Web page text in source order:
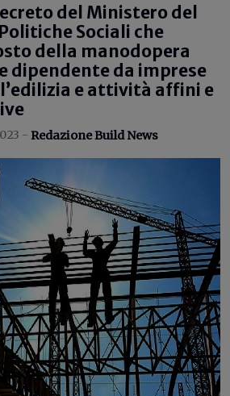
del Ministero del
Sociali che
della manodopera
dipendente da imprese
e attività affini e
- Redazione Build News